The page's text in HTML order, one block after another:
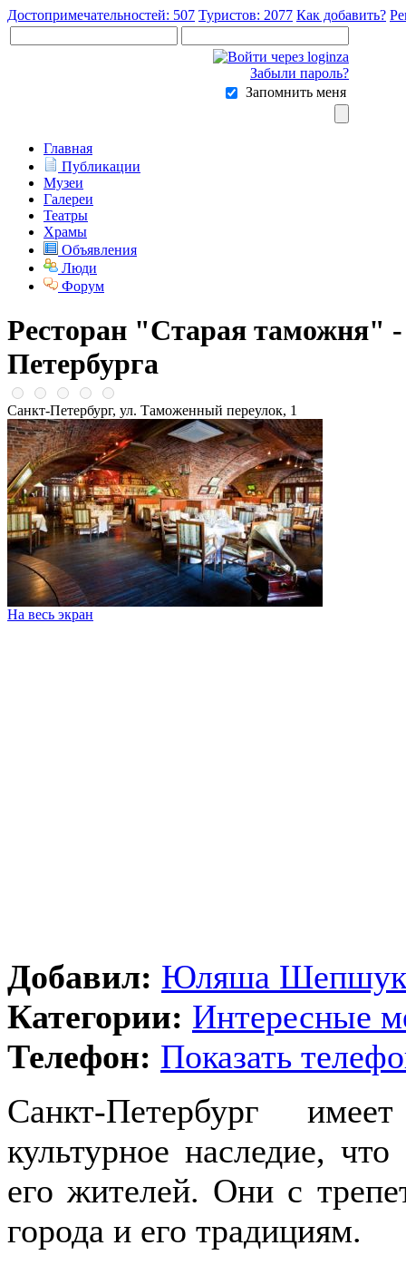
Достопримечательностей: 507 Туристов: 2077 Как добавить?
Забыли пароль?
Запомнить меня
Главная
Публикации
Музеи
Галереи
Театры
Храмы
Объявления
Люди
Форум
Ресторан "Старая таможня"
Петербурга
Санкт-Петербург, ул. Таможенный переулок, 1
На весь экран
Добавил: Юляша Шепшук
Категории: Интересные
Телефон: Показать
Санкт-Петербург
культурное наследие,
его жителей. Они с
города и его традициям.